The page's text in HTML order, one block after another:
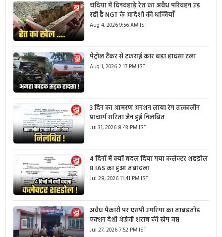
चंदिया में दिनदहाड़े रेत का अवैध परिवहन उड़
रही है NGT के आदेशों की धज्जियाँ
Aug 4, 2026 9:56 AM IST
पेट्रोल टैंकर से टकराई कार बड़ा हादसा टला
Aug 1, 2026 2:17 PM IST
3 दिन का आमरण अनशन लाया रंग तत्कालीन
प्राचार्य सरिता जैन हुई निलंबित
Jul 31, 2026 8:43 PM IST
4 दिनों में क्यों बदल दिया गया कलेक्टर शहडोल
8 IAS का हुआ तबादला
Jul 28, 2026 11:41 PM IST
अवैध पैकारी पर एसपी उमरिया का ताबड़तोड़
एक्शन देशी अंग्रेजी शराब की खेप जप्त
Jul 27, 2026 7:52 PM IST